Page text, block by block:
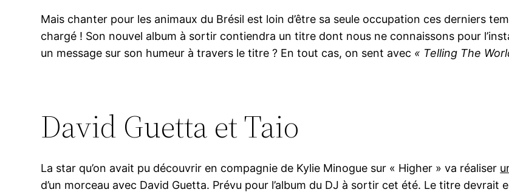
Mais chanter pour les animaux du Brésil est loin d’être sa seule occupation ces derniers
chargé ! Son nouvel album à sortir contiendra un titre dont nous ne connaissons pour
un message sur son humeur à travers le titre ? En tout cas, on sent avec « Telling The
David Guetta et Taio
La star qu’on avait pu découvrir en compagnie de Kylie Minogue sur « Higher » va réaliser
d’un morceau avec David Guetta. Prévu pour l’album du DJ à sortir cet été. Le titre